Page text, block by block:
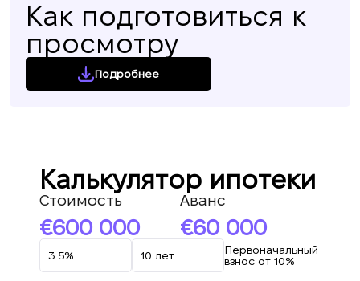
Как подготовиться к
просмотру
Подробнее
Калькулятор ипотеки
Стоимость
600 000
Аванс
60 000
Первоначальный
взнос от 10%